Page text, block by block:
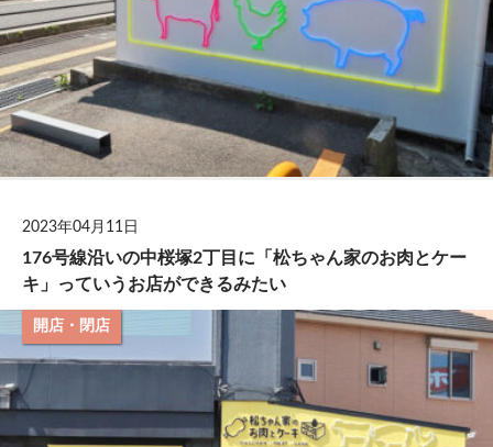
2023年04月11日
176号線沿いの中桜塚2丁目に「松ちゃん家のお肉とケー
キ」っていうお店ができるみたい
開店・閉店